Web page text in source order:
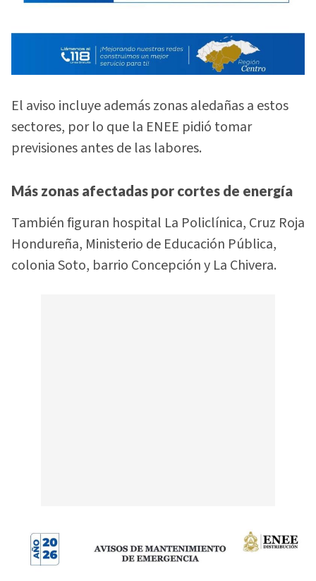
El aviso incluye además zonas aledañas a estos
sectores, por lo que la ENEE pidió tomar
previsiones antes de las labores.
Más zonas afectadas por cortes de energía
También figuran hospital La Policlínica, Cruz Roja
Hondureña, Ministerio de Educación Pública,
colonia Soto, barrio Concepción y La Chivera.